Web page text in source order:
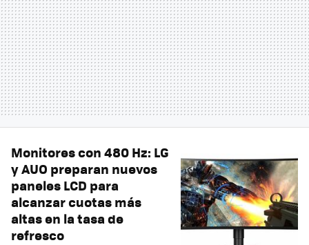
Monitores con 480 Hz: LG
y AUO preparan nuevos
paneles LCD para
alcanzar cuotas más
altas en la tasa de
refresco